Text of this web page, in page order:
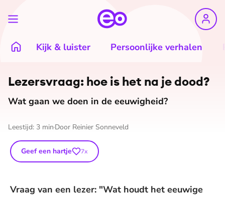
Kijk & luister Persoonlijke verhalen
Lezersvraag: hoe is het na je dood?
Wat gaan we doen in de eeuwigheid?
Leestijd: 3 min Door Reinier Sonneveld
Geef een hartje 7x
Vraag van een lezer: "Wat houdt het eeuwige